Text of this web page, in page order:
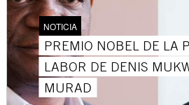
NOTICIA
PREMIO NOBEL DE LA
LABOR DE DENIS
MURAD